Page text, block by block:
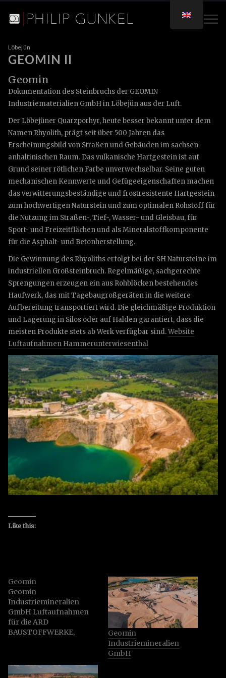
Löbejün
GEOMIN II
Geomin
Dokumentation des Steinbruchs der GEOMIN
Industriematerialien GmbH in Löbejün aus der Luft.
Der Löbejüner Quarzporhyr, heute besser bekannt unter dem
Namen Rhyolith, prägt seit über 500 Jahren das
Erscheinungsbild von Straßen und Gebäuden im sachsen-
anhaltinischen Raum. Das vulkanische Hartgestein ist auf
Grund seiner rötlichen Farbe unverwechselbar. Seine guten
mechanischen Kennwerte und Gefügeeigenschaften machen
das verwitterungsbeständige und frostresistente Hartgestein
zum hochwertigen Naturstein und zum optimalen Rohstoff für
die Nutzung im Straßen-, Tief-, Wasser- und Gleisbau, für
Sport- und Freizeitflächen und als Mineralstoffkomponente
für die Asphalt- und Betonherstellung.
Die Gewinnung des Rhyoliths erfolgt bei der SH Natursteine im
industriellen Großsteinbruch. Regelmäßige, sachgerechte
Sprengungen erzeugen ein aus Rohblöcken bestehendes
Haufwerk, das mit Tagebaugroßgeräten in die weitere
Aufbereitung transportiert wird. Die gleichmäßige Produktion
und Lagerung in Silos oder auf Halden garantiert, dass die
meisten Produkte stets ab Werk verfügbar sind.Website
Luftaufnahmen Hammerunterwiesenthal
Like this:
Geomin
Geomin
Industriemineralien
GmbH Luftaufnahmen
für die ARD
BAUSTOFFWERKE,
Industriematerialien
Geomin
Industriemineralien
GmbH